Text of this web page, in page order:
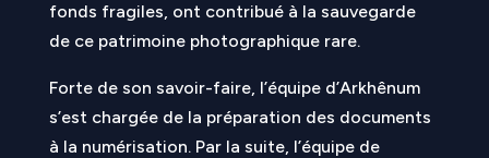
fonds fragiles, ont contribué à la sauvegarde
de ce patrimoine photographique rare.
Forte de son savoir-faire, l’équipe d’Arkhênum
s’est chargée de la préparation des documents
à la numérisation. Par la suite, l’équipe de